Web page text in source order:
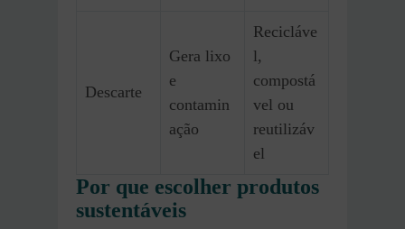
Descarte
Gera lixo
e
contamin
ação
Recicláve
l,
compostá
vel ou
reutilizáv
el
Por que escolher produtos
sustentáveis